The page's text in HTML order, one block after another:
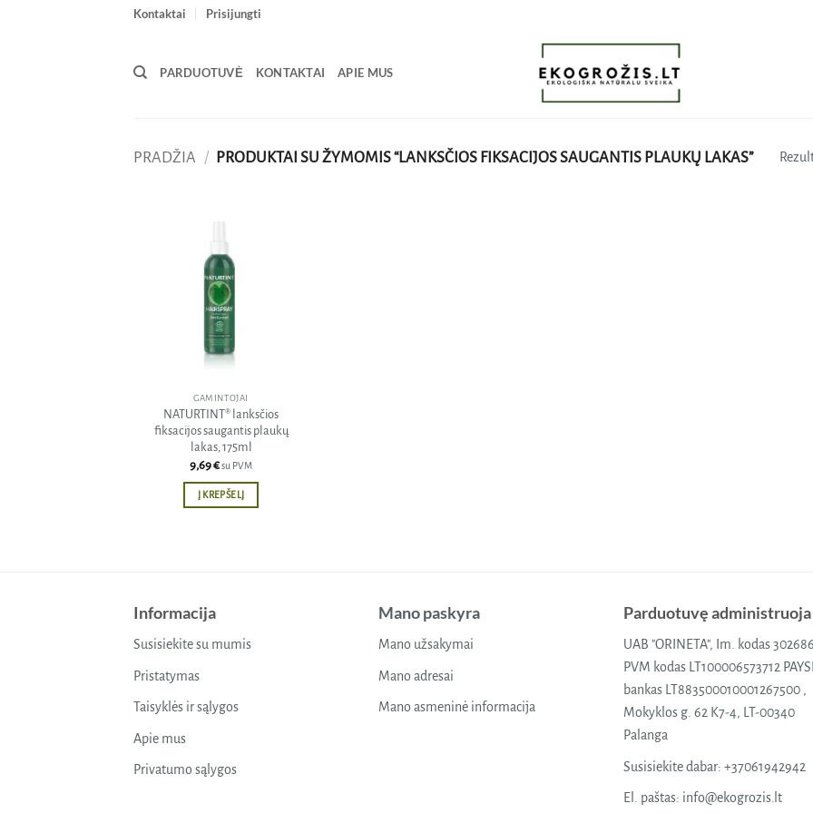
Kontaktai Prisijungti
PARDUOTUVĖ KONTAKTAI APIE MUS
PRADŽIA / PRODUKTAI SU ŽYMOMIS “LANKSČIOS FIKSACIJOS SAUGANTIS PLAUKŲ LAKAS”
GAMINTOJAI
NATURTINT® lanksčios
fiksacijos saugantis plaukų
lakas, 175ml
9,69€su PVM
Į KREPŠELĮ
Informacija
Susisiekite su mumis
Pristatymas
Taisyklės ir sąlygos
Apie mus
Privatumo sąlygos
Mano paskyra
Mano užsakymai
Mano adresai
Mano asmeninė informacija
Parduotuvę administruoja
UAB "ORINETA", Im. kodas
PVM kodas LT100006573712
bankas LT883500010001267500 ,
Mokyklos g. 62 K7-4, LT-00340
Palanga
Susisiekite dabar: +37061942942
El. paštas: info@ekogrozis.lt